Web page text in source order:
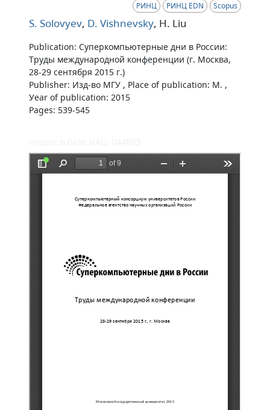
РИНЦ РИНЦ EDN Scopus
S. Solovyev, D. Vishnevsky, H. Liu
Publication: Суперкомпьютерные дни в России:
Труды международной конференции (г. Москва,
28-29 сентября 2015 г.)
Publisher: Изд-во МГУ , Place of publication: М. ,
Уear of publication: 2015
Pages: 539-545